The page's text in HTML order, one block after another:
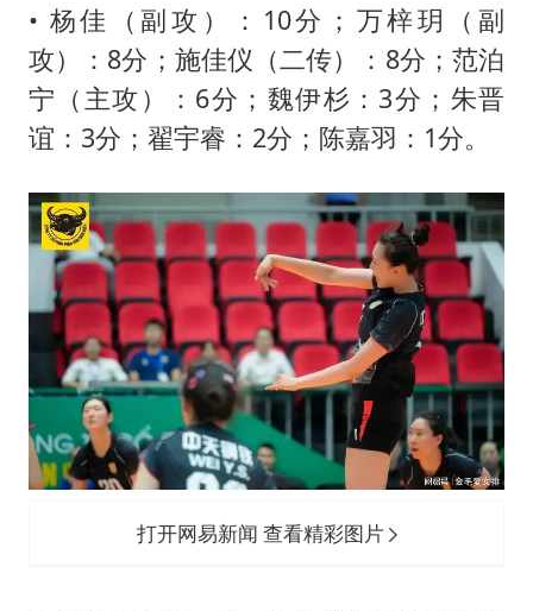
• 杨佳（副攻）：10分；万梓玥（副
攻）：8分；施佳仪（二传）：8分；范泊
宁（主攻）：6分；魏伊杉：3分；朱晋
谊：3分；翟宇睿：2分；陈嘉羽：1分。
打开网易新闻 查看精彩图片